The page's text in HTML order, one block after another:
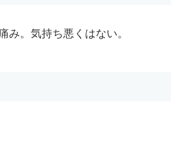
。気持ち悪くはない。